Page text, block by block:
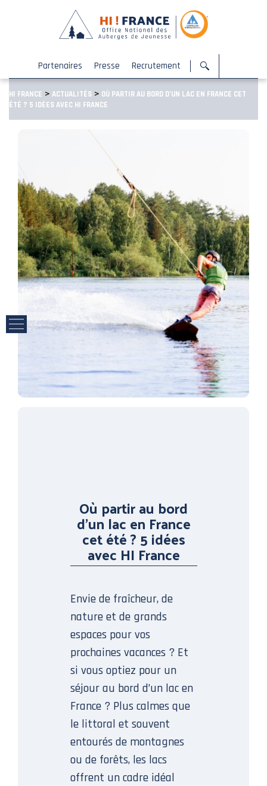
Partenaires Presse Recrutement
HI FRANCE > ACTUALITÉS > OÙ PARTIR AU BORD D’UN LAC EN FRANCE CET
ÉTÉ ? 5 IDÉES AVEC HI FRANCE
Où partir au bord
d’un lac en France
cet été ? 5 idées
avec HI France
Envie de fraîcheur, de
nature et de grands
espaces pour vos
prochaines vacances ? Et
si vous optiez pour un
séjour au bord d’un lac en
France ? Plus calmes que
le littoral et souvent
entourés de montagnes
ou de forêts, les lacs
offrent un cadre idéal